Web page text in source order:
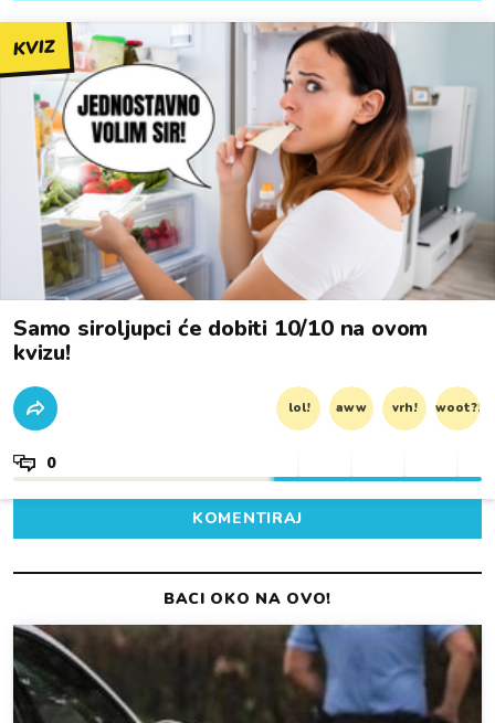
KVIZ
Samo siroljupci će dobiti 10/10 na ovom
kvizu!
lol! aww vrh! woot?!
0
KOMENTIRAJ